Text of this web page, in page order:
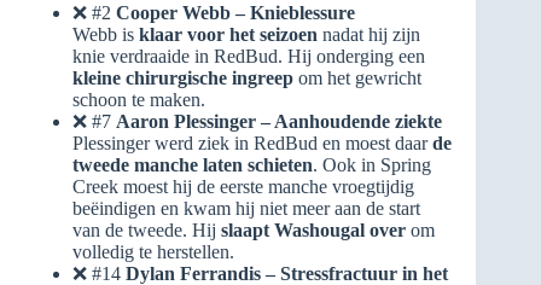
❌ #2 Cooper Webb – Knieblessure
Webb is klaar voor het seizoen nadat hij zijn
knie verdraaide in RedBud. Hij onderging een
kleine chirurgische ingreep om het gewricht
schoon te maken.
❌ #7 Aaron Plessinger – Aanhoudende ziekte
Plessinger werd ziek in RedBud en moest daarde
tweede manche laten schieten. Ook in Spring
Creek moest hij de eerste manche vroegtijdig
beëindigen en kwam hij niet meer aan de start
van de tweede. Hij slaapt Washougal over om
volledig te herstellen.
❌ #14 Dylan Ferrandis – Stressfractuur in het